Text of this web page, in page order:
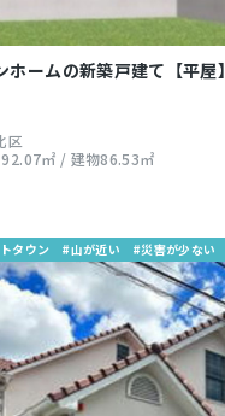
ームの新築戸建て【平屋】
区
㎡ / 建物86.53㎡
タウン #山が近い #災害が少ない